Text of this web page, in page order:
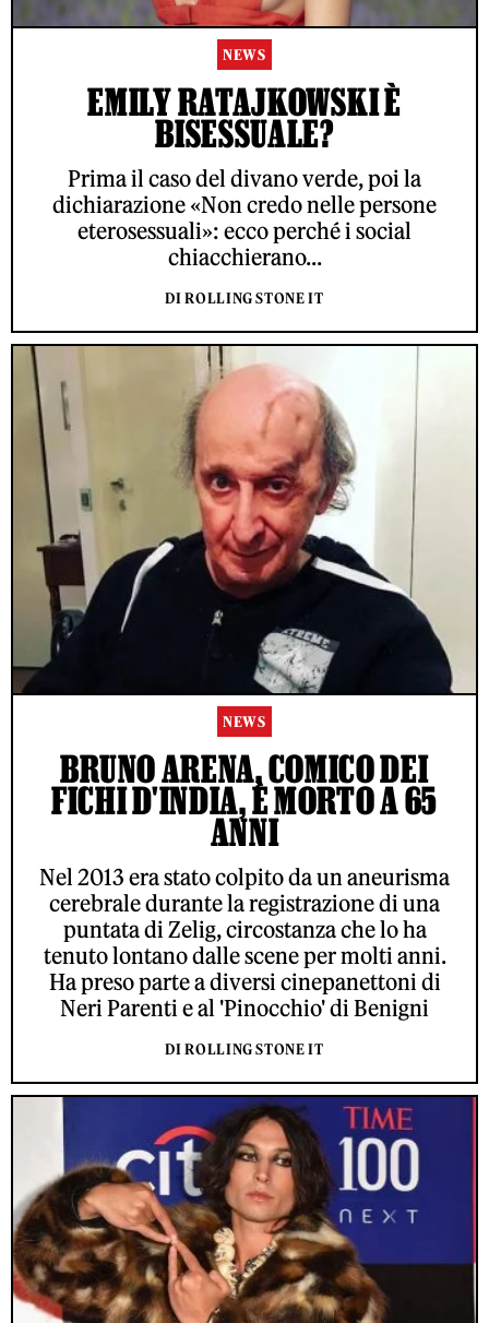
NEWS
EMILY RATAJKOWSKI È
BISESSUALE?
Prima il caso del divano verde, poi la
dichiarazione «Non credo nelle persone
eterosessuali»: ecco perché i social
chiacchierano...
DI ROLLING STONE IT
NEWS
BRUNO ARENA, COMICO DEI
FICHI D'INDIA, È MORTO A 65
ANNI
Nel 2013 era stato colpito da un aneurisma
cerebrale durante la registrazione di una
puntata di Zelig, circostanza che lo ha
tenuto lontano dalle scene per molti anni.
Ha preso parte a diversi cinepanettoni di
Neri Parenti e al 'Pinocchio' di Benigni
DI ROLLING STONE IT